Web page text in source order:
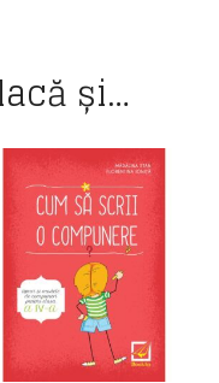
și…